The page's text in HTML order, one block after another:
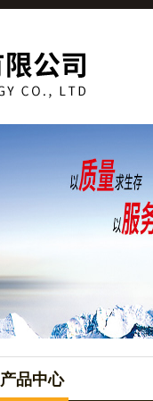
产品中心